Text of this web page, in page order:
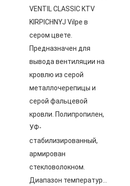
VENTIL CLASSIC KTV
KIRPICHNYJ Vilpe в
сером цвете.
Предназначен для
вывода вентиляции на
кровлю из серой
металлочерепицы и
серой фальцевой
кровли. Полипропилен,
УФ-
стабилизированный,
армирован
стекловолокном.
Диапазон температур…